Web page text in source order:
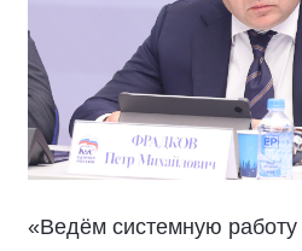
«Ведём системную работу